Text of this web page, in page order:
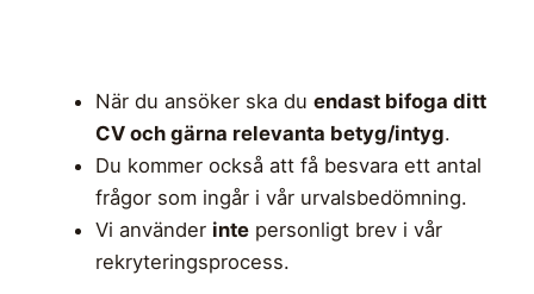
När du ansöker ska du endast bifoga ditt
CV och gärna relevanta betyg/intyg.
Du kommer också att få besvara ett antal
frågor som ingår i vår urvalsbedömning.
Vi använder intepersonligt brev i vår
rekryteringsprocess.